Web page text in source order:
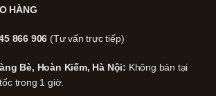
HÀNG
866 906 (Tư vấn trực tiếp)
Bè, Hoàn Kiếm, Hà Nội: Không bán tại
trong 1 giờ.